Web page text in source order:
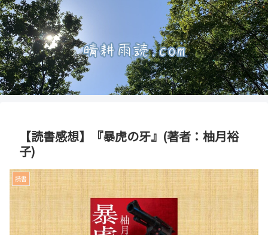
【読書感想】『暴虎の牙』(著者：柚月裕
子)
読書